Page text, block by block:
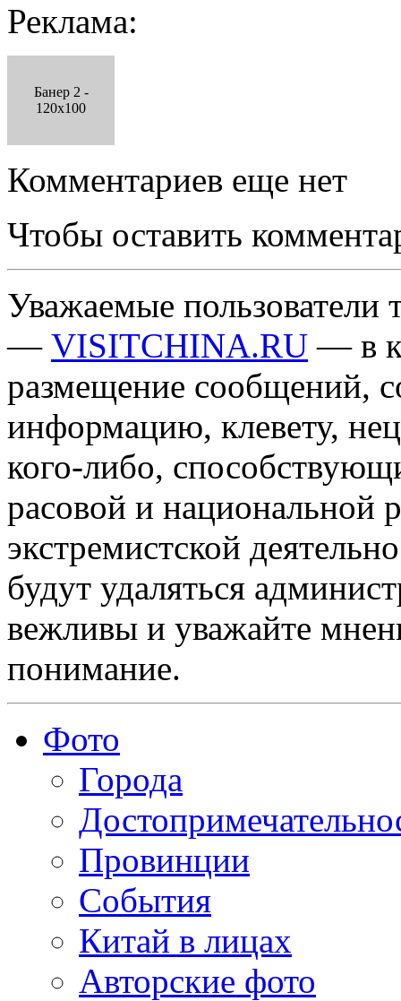
Реклама:
Банер 2 -
120x100
Комментариев еще нет
Чтобы оставить
Уважаемые пользователи
— VISITCHINA.RU — в
размещение сообщений,
информацию, клевету,
кого-либо,
расовой и национальной
экстремистской
будут удаляться
вежливы и уважайте
понимание.
Фото
Города
Провинции
События
Китай в лицах
Авторские фото